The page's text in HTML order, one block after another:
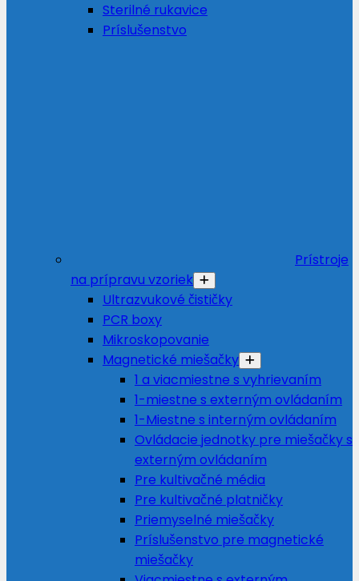
Sterilné rukavice
Príslušenstvo
Prístroje
na prípravu vzoriek
Ultrazvukové čističky
PCR boxy
Mikroskopovanie
Magnetické miešačky
1 a viacmiestne s vyhrievaním
1-miestne s externým ovládaním
1-Miestne s interným ovládaním
Ovládacie jednotky pre miešačky s
externým ovládaním
Pre kultivačné média
Pre kultivačné platničky
Priemyselné miešačky
Príslušenstvo pre magnetické
miešačky